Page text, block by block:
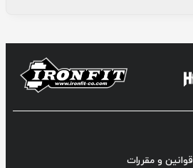
قوانین و مقررات